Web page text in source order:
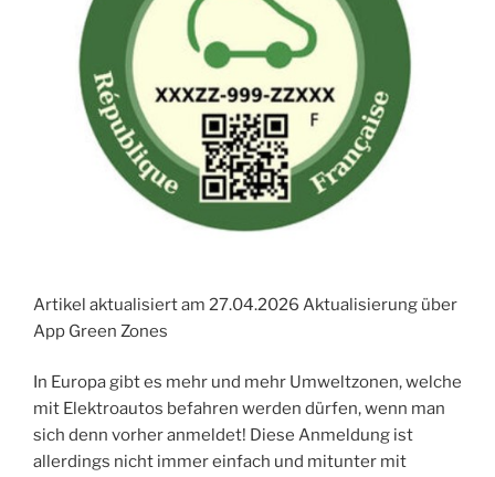
Artikel aktualisiert am 27.04.2026 Aktualisierung über
App Green Zones
In Europa gibt es mehr und mehr Umweltzonen, welche
mit Elektroautos befahren werden dürfen, wenn man
sich denn vorher anmeldet! Diese Anmeldung ist
allerdings nicht immer einfach und mitunter mit